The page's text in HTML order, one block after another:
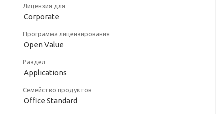
Лицензия для
Corporate
Программа лицензирования
Open Value
Раздел
Applications
Семейство продуктов
Office Standard